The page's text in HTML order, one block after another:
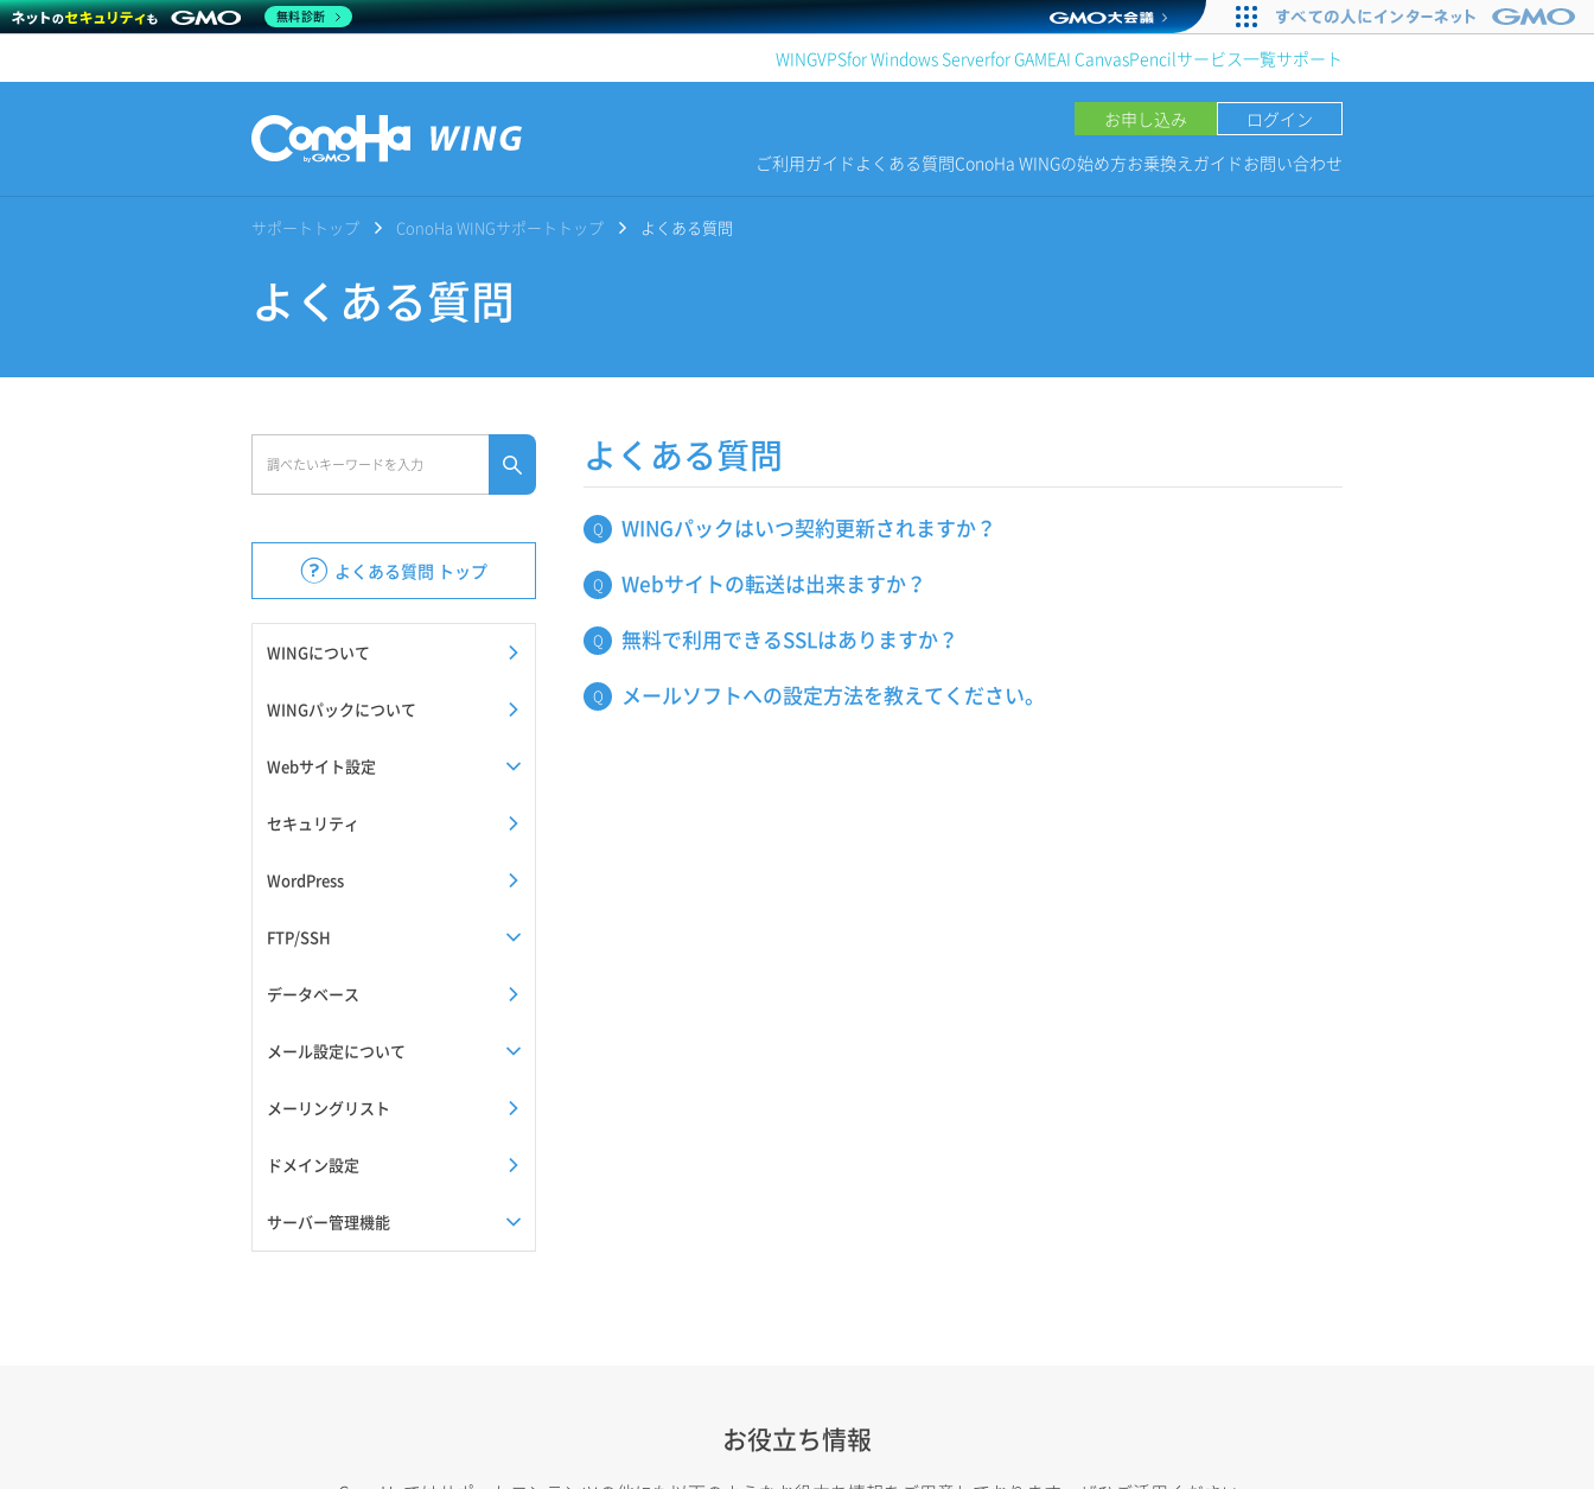
WINGVPSfor Windows Serverfor GAMEAI CanvasPencilサービス一覧サポート
お申し込み
ログイン
ご利用ガイド よくある質問ConoHa WINGの始め方お乗換えガイドお問い合わせ
サポートトップ ConoHa WINGサポートトップ よくある質問
よくある質問
よくある質問 トップ
WINGについて
WINGパックについて
Webサイト設定
セキュリティ
WordPress
FTP/SSH
データベース
メール設定について
メーリングリスト
ドメイン設定
サーバー管理機能
よくある質問
WINGパックはいつ契約更新されますか？
Webサイトの転送は出来ますか？
無料で利用できるSSLはありますか？
メールソフトへの設定方法を教えてください。
お役立ち情報
無料診断